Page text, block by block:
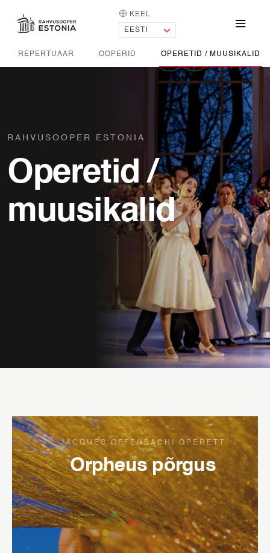
AVALEHT KEEL
REPERTUAAR OOPERID OPERETID / MUUSIKALID
RAHVUSOOPER ESTONIA
Operetid /
muusikalid
JACQUES OFFENBACHI OPERETT
Orpheus põrgus